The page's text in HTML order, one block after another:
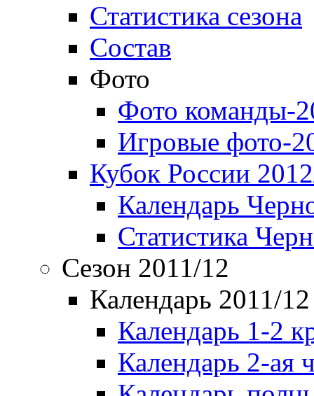
Статистика сезона
Состав
Фото
Фото команды-
Игровые фото-
Кубок России
Календарь
Статистика
Сезон 2011/12
Календарь 2011/12
Календарь 1-2
Календарь 2-ая